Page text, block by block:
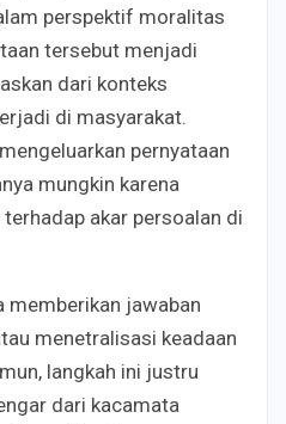
perspektif moralitas
tersebut menjadi
dari konteks
di masyarakat.
pernyataan
mungkin karena
akar persoalan di
memberikan jawaban
menetralisasi keadaan
langkah ini justru
dari kacamata